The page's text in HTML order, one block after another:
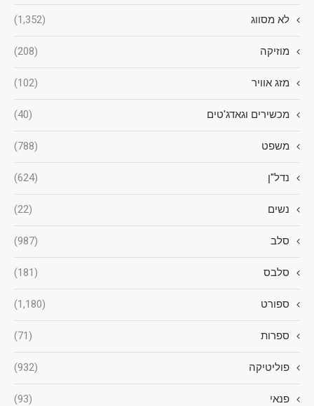
לא מסווג (1,352)
מוזיקה (208)
מזג אוויר (102)
מכשירים וגאדג'טים (40)
משפט (788)
נדל"ן (624)
נשים (22)
סלב (987)
סלבס (181)
ספורט (1,180)
ספרות (71)
פוליטיקה (932)
פנאי (93)